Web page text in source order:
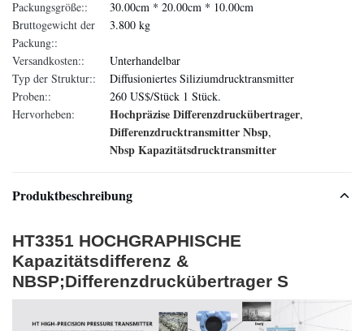
Packungsgröße::
30.00cm * 20.00cm * 10.00cm
Bruttogewicht der
Packung::
3.800 kg
Versandkosten::
Unterhandelbar
Typ der Struktur::
Diffusioniertes Siliziumdrucktransmitter
Proben::
260 US$/Stück 1 Stück.
Hervorheben:
Hochpräzise Differenzdruckübertrager,
Differenzdrucktransmitter Nbsp,
Nbsp Kapazitätsdrucktransmitter
Produktbeschreibung
HT3351 HOCHGRAPHISCHE
Kapazitätsdifferenz &
NBSP;Differenzdruckübertrager S